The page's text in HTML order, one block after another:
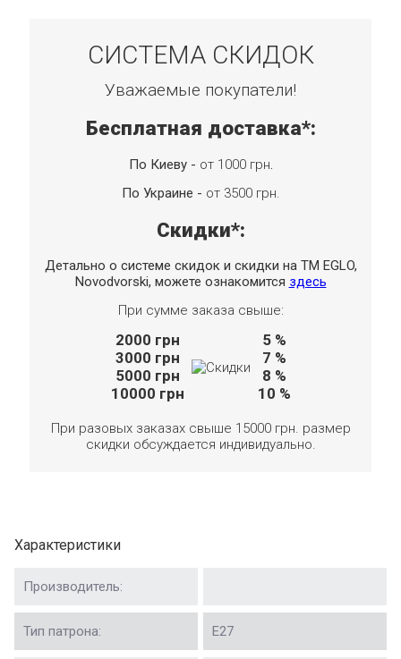
СИСТЕМА СКИДОК
Уважаемые покупатели!
Бесплатная доставка*:
По Киеву - от 1000 грн.
По Украине - от 3500 грн.
Скидки*:
Детально о системе скидок и скидки на TM EGLO,
Novodvorski, можете ознакомится здесь
При сумме заказа свыше:
2000 грн
3000 грн
5000 грн
10000 грн
5 %
7 %
8 %
10 %
При разовых заказах свыше 15000 грн. размер
скидки обсуждается индивидуально.
Характеристики
Производитель:
Тип патрона: Е27